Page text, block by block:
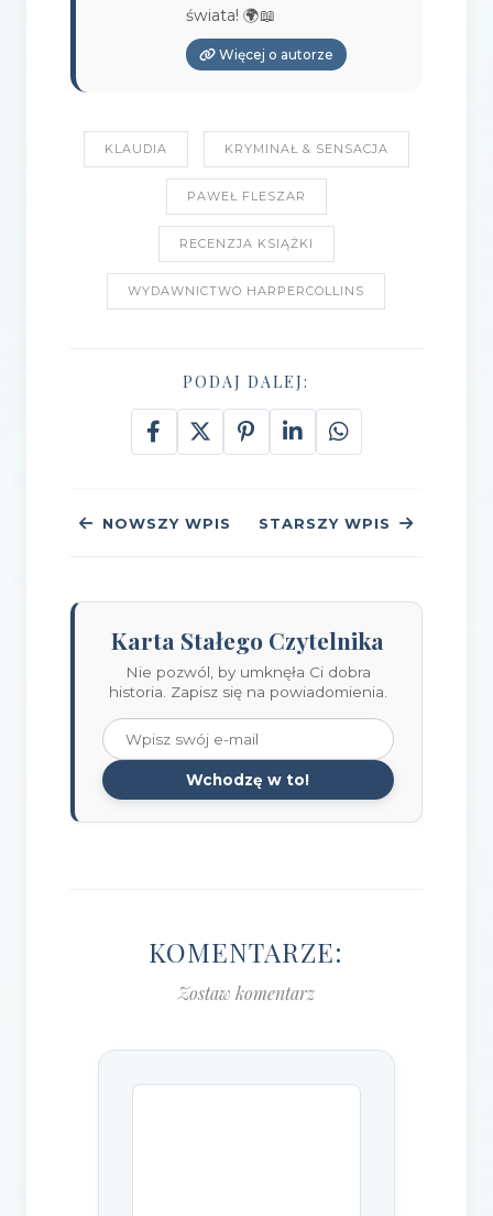
świata! 🌍📖
Więcej o autorze
KLAUDIA KRYMINAŁ & SENSACJA
PAWEŁ FLESZAR
RECENZJA KSIĄŻKI
WYDAWNICTWO HARPERCOLLINS
PODAJ DALEJ:
NOWSZY WPIS STARSZY WPIS
Karta Stałego Czytelnika
Nie pozwól, by umknęła Ci dobra
historia. Zapisz się na powiadomienia.
Wchodzę w to!
KOMENTARZE:
Zostaw komentarz